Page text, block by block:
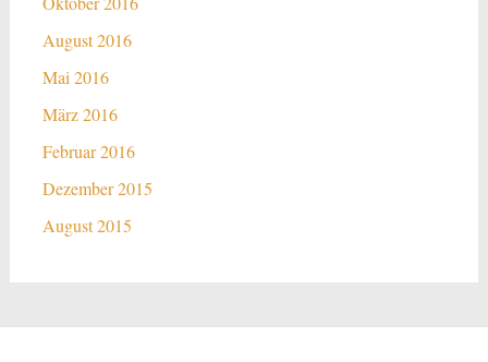
August 2016
Mai 2016
März 2016
Februar 2016
Dezember 2015
August 2015